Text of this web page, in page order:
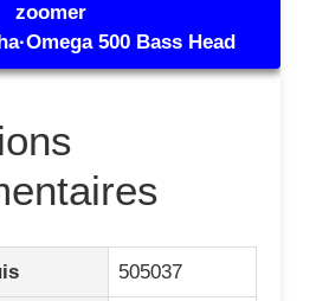
zoomer
500 Bass Head
505037